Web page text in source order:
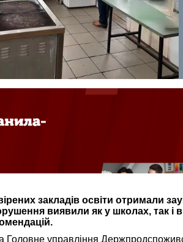
закладів освіти отримали
виявили як у школах, так і
Головне управління